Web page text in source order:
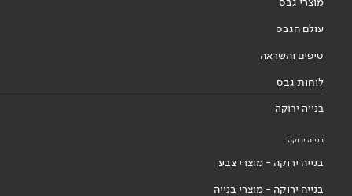
עולם הגבס
טיפים והשראה
לוחות גבס
בנייה ירוקה
בנייה ירוקה
בנייה ירוקה - מוצרי צבע
בנייה ירוקה - מוצרי בנייה